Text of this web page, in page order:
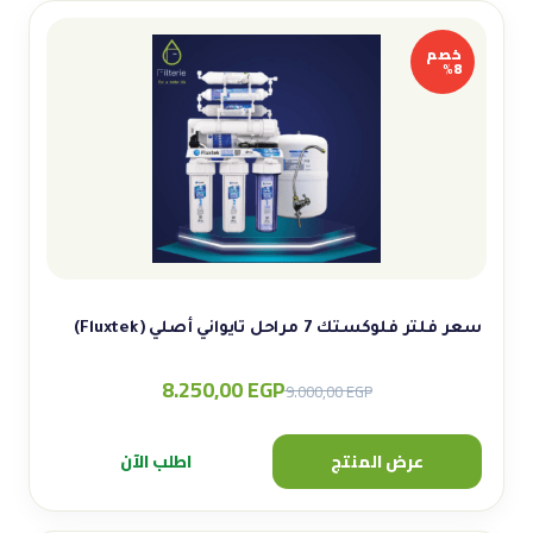
خصم
8%
سعر فلتر فلوكستك 7 مراحل تايواني أصلي (Fluxtek)
9.000,00EGP
Original
8.250,00EGP
Current
عرض المنتج اطلب الآن